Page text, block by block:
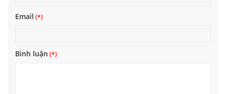
Email
Bình luận